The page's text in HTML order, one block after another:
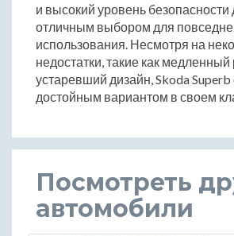
и высокий уровень безопасности
отличным выбором для
использования. Несмотря на
недостатки, такие как медленный
устаревший дизайн, Skoda Superb
достойным вариантом в своем
Посмотреть
автомобили